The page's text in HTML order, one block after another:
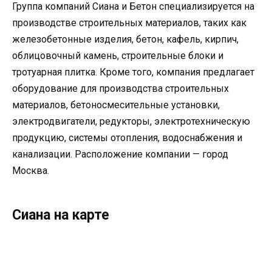
Группа компаний Сиана и Бетон специализируется на
производстве строительных материалов, таких как
железобетонные изделия, бетон, кафель, кирпич,
облицовочный камень, строительные блоки и
тротуарная плитка. Кроме того, компания предлагает
оборудование для производства строительных
материалов, бетоносмесительные установки,
электродвигатели, редукторы, электротехническую
продукцию, системы отопления, водоснабжения и
канализации. Расположение компании — город
Москва.
Сиана на карте